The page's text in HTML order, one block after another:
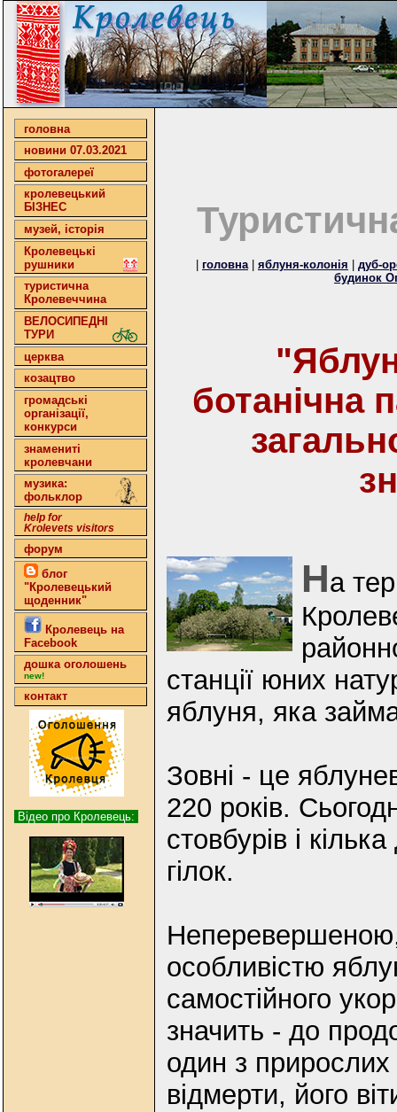
головна
новини 07.03.2021
фотогалереї
кролевецький
БІЗНЕС
музей, історія
Кролевецькі
рушники
туристична
Кролевеччина
ВЕЛОСИПЕДНІ
ТУРИ
церква
козацтво
громадські
організації,
конкурси
знамениті
кролевчани
музика:
фольклор
help for
Krolevets visitors
форум
блог
"Кролевецький
щоденник"
Кролевець на
Facebook
дошка оголошень
new!
контакт
Відео про Кролевець:
головна яблуня-колонія
дуб-
будинок
ботанічна
На
станції юних
яблуня, яка
Зовні - це
220 років.
стовбурів і
гілок.
особливістю
самостійного
значить - до
один з прирослих
відмерти, його